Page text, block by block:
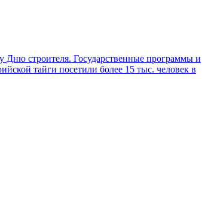
строителя. Государственные программы и
тайги посетили более 15 тыс. человек в